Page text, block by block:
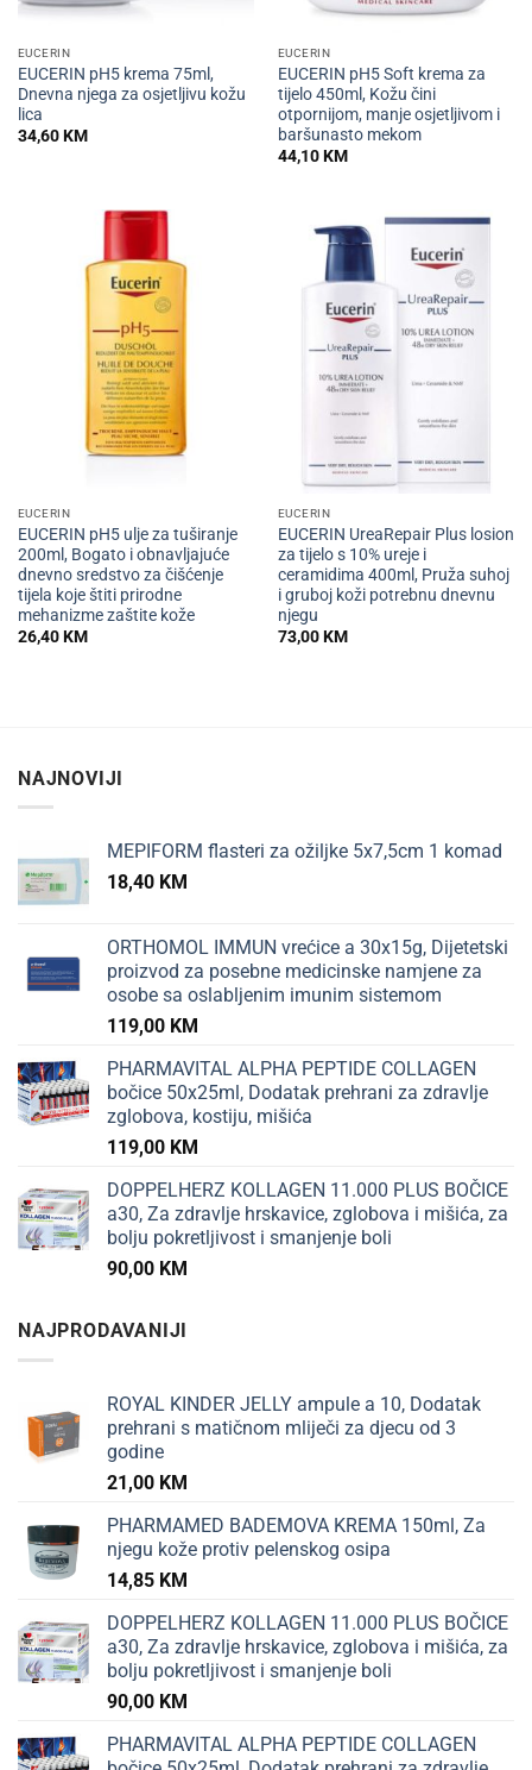
EUCERIN
EUCERIN pH5 krema 75ml,
Dnevna njega za osjetljivu kožu
lica
34,60KM
EUCERIN
EUCERIN pH5 Soft krema za
tijelo 450ml, Kožu čini
otpornijom, manje osjetljivom i
baršunasto mekom
44,10KM
EUCERIN
EUCERIN pH5 ulje za tuširanje
200ml, Bogato i obnavljajuće
dnevno sredstvo za čišćenje
tijela koje štiti prirodne
mehanizme zaštite kože
26,40KM
EUCERIN
EUCERIN UreaRepair Plus losion
za tijelo s 10% ureje i
ceramidima 400ml, Pruža suhoj
i gruboj koži potrebnu dnevnu
njegu
73,00KM
NAJNOVIJI
MEPIFORM flasteri za ožiljke 5x7,5cm 1 komad
18,40 KM
ORTHOMOL IMMUN vrećice a 30x15g, Dijetetski
proizvod za posebne medicinske namjene za
osobe sa oslabljenim imunim sistemom
119,00 KM
PHARMAVITAL ALPHA PEPTIDE COLLAGEN
bočice 50x25ml, Dodatak prehrani za zdravlje
zglobova, kostiju, mišića
119,00 KM
DOPPELHERZ KOLLAGEN 11.000 PLUS BOČICE
a30, Za zdravlje hrskavice, zglobova i mišića, za
bolju pokretljivost i smanjenje boli
90,00 KM
NAJPRODAVANIJI
ROYAL KINDER JELLY ampule a 10, Dodatak
prehrani s matičnom mliječi za djecu od 3
godine
21,00 KM
PHARMAMED BADEMOVA KREMA 150ml, Za
njegu kože protiv pelenskog osipa
14,85 KM
DOPPELHERZ KOLLAGEN 11.000 PLUS BOČICE
a30, Za zdravlje hrskavice, zglobova i mišića, za
bolju pokretljivost i smanjenje boli
90,00 KM
PHARMAVITAL ALPHA PEPTIDE COLLAGEN